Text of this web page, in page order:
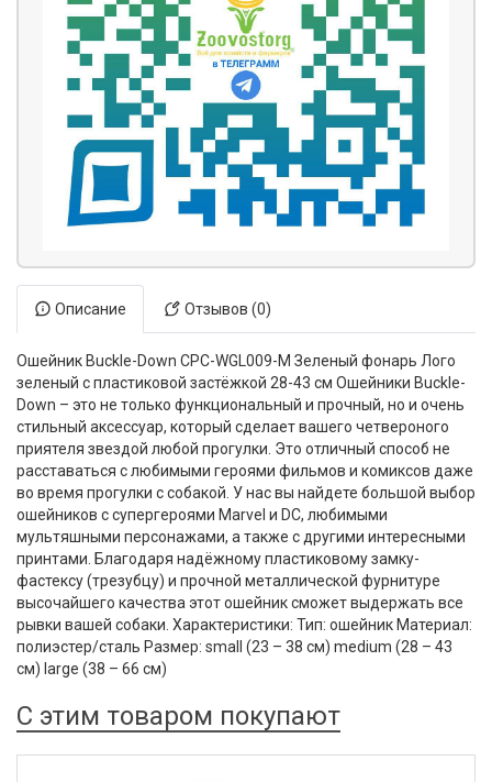
Описание Отзывов (0)
Ошейник Buckle-Down CPC-WGL009-M Зеленый фонарь Лого
зеленый с пластиковой застёжкой 28-43 см Ошейники Buckle-
Down – это не только функциональный и прочный, но и очень
стильный аксессуар, который сделает вашего четвероного
приятеля звездой любой прогулки. Это отличный способ не
расставаться с любимыми героями фильмов и комиксов даже
во время прогулки с собакой. У нас вы найдете большой выбор
ошейников с супергероями Marvel и DC, любимыми
мультяшными персонажами, а также с другими интересными
принтами. Благодаря надёжному пластиковому замку-
фастексу (трезубцу) и прочной металлической фурнитуре
высочайшего качества этот ошейник сможет выдержать все
рывки вашей собаки. Характеристики: Тип: ошейник Материал:
полиэстер/сталь Размер: small (23 – 38 см) medium (28 – 43
см) large (38 – 66 см)
С этим товаром покупают